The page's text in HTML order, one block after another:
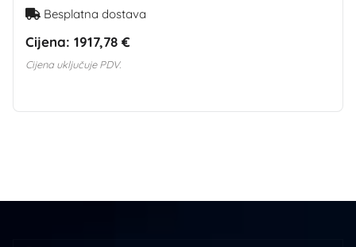
Besplatna dostava
Cijena: 1917,78 €
Cijena uključuje PDV.